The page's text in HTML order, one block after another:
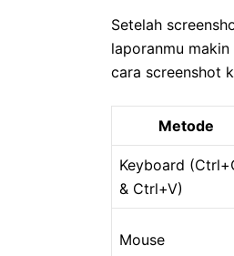
Setelah
laporanmu
cara screenshot
Metode
Keyboard
& Ctrl+V)
Mouse